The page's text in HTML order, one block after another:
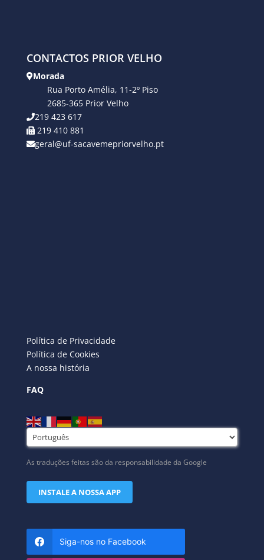
CONTACTOS PRIOR VELHO
Morada
Rua Porto Amélia, 11-2º Piso
2685-365 Prior Velho
219 423 617
219 410 881
geral@uf-sacavemepriorvelho.pt
Política de Privacidade
Política de Cookies
A nossa história
FAQ
As traduções feitas são da responsabilidade da Google
INSTALE A NOSSA APP
Siga-nos no Facebook